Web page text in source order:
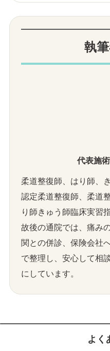
執
代表施
柔道整復師、はり師、
認定柔道整復師、柔道
り師きゅう師臨床実習
故後の通院では、痛み
関との併診、保険会社
で整理し、安心して相
にしています。
よく